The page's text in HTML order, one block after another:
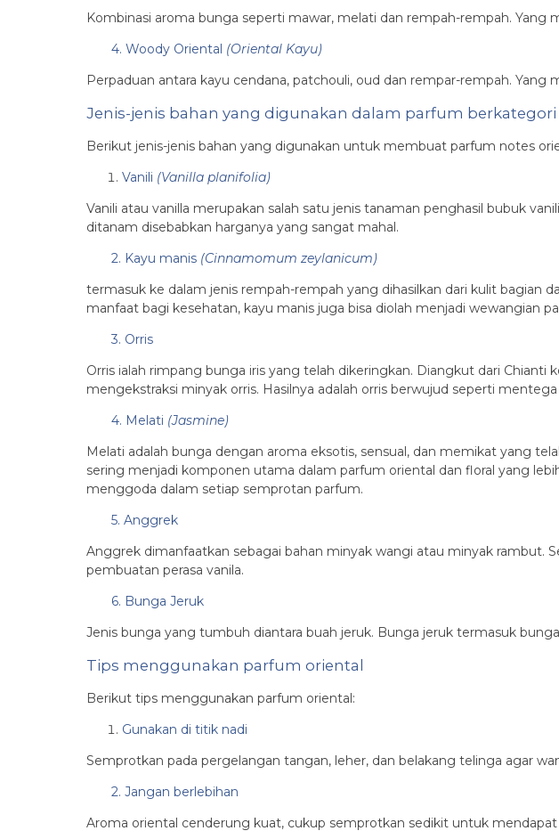
Kombinasi aroma bunga seperti mawar, melati dan rempah-rempah. Yang
4. Woody Oriental (Oriental Kayu)
Perpaduan antara kayu cendana, patchouli, oud dan rempar-rempah. Yang
Jenis-jenis bahan yang digunakan dalam parfum berkategori
Berikut jenis-jenis bahan yang digunakan untuk membuat parfum notes
Vanili (Vanilla planifolia)
Vanili atau vanilla merupakan salah satu jenis tanaman penghasil bubuk
ditanam disebabkan harganya yang sangat mahal.
2. Kayu manis (Cinnamomum zeylanicum)
termasuk ke dalam jenis rempah-rempah yang dihasilkan dari kulit bagian
manfaat bagi kesehatan, kayu manis juga bisa diolah menjadi wewangian
3. Orris
Orris ialah rimpang bunga iris yang telah dikeringkan. Diangkut dari
mengekstraksi minyak orris. Hasilnya adalah orris berwujud seperti
4. Melati (Jasmine)
Melati adalah bunga dengan aroma eksotis, sensual, dan memikat yang
sering menjadi komponen utama dalam parfum oriental dan floral yang
menggoda dalam setiap semprotan parfum.
5. Anggrek
Anggrek dimanfaatkan sebagai bahan minyak wangi atau minyak rambut.
pembuatan perasa vanila.
6. Bunga Jeruk
Jenis bunga yang tumbuh diantara buah jeruk. Bunga jeruk termasuk
Tips menggunakan parfum oriental
Berikut tips menggunakan parfum oriental:
Gunakan di titik nadi
Semprotkan pada pergelangan tangan, leher, dan belakang telinga agar
2. Jangan berlebihan
Aroma oriental cenderung kuat, cukup semprotkan sedikit untuk